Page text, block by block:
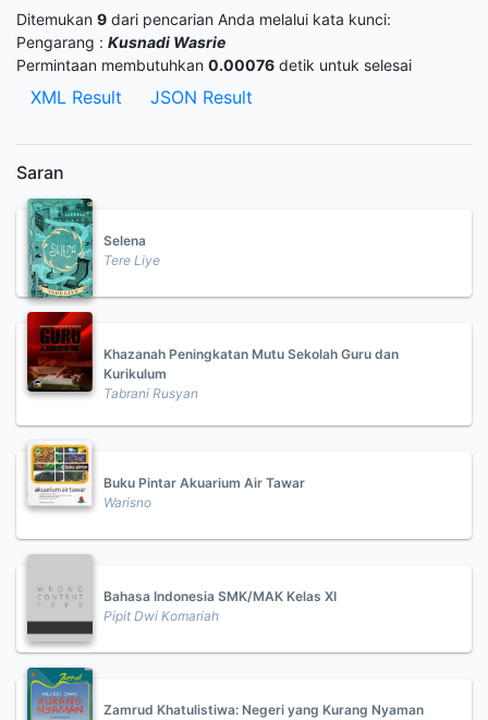
Ditemukan 9 dari pencarian Anda melalui kata kunci:
Pengarang : Kusnadi Wasrie
Permintaan membutuhkan 0.00076 detik untuk selesai
XML Result JSON Result
Saran
Selena
Tere Liye
Khazanah Peningkatan Mutu Sekolah Guru dan
Kurikulum
Tabrani Rusyan
Buku Pintar Akuarium Air Tawar
Warisno
Bahasa Indonesia SMK/MAK Kelas XI
Pipit Dwi Komariah
Zamrud Khatulistiwa: Negeri yang Kurang Nyaman